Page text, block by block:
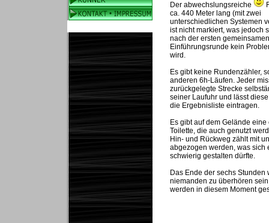
Der abwechslungsreiche
ca. 440 Meter lang (mit zwei
unterschiedlichen Systemen
ist nicht markiert, was jedoch
nach der ersten gemeinsamen
Einführungsrunde kein
wird.
Es gibt keine Rundenzähler,
anderen 6h-Läufen. Jeder
zurückgelegte Strecke
seiner Laufuhr und lässt
die Ergebnisliste eintragen.
Es gibt auf dem Gelände eine
Toilette, die auch genutzt
Hin- und Rückweg zählt mit
abgezogen werden, was sich
schwierig gestalten dürfte.
Das Ende der sechs Stunden
niemanden zu überhören
werden in diesem Moment